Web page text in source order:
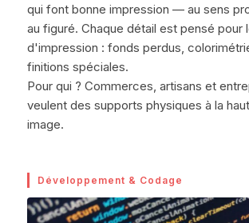
qui font bonne impression — au sens
au figuré. Chaque détail est pensé pour
d'impression : fonds perdus,
finitions spéciales.
Pour qui ? Commerces, artisans et
veulent des supports physiques à la
image.
Développement & Codage